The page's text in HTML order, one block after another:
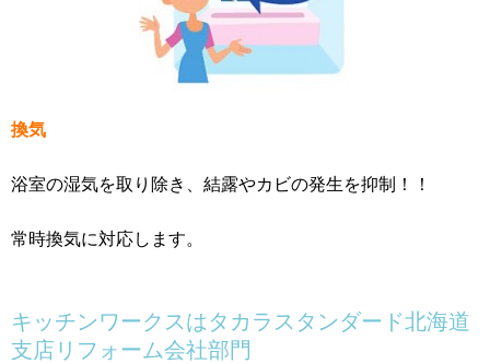
換気
浴室の湿気を取り除き、結露やカビの発生を抑制！！
常時換気に対応します。
キッチンワークスはタカラスタンダード北海道
支店リフォーム会社部門